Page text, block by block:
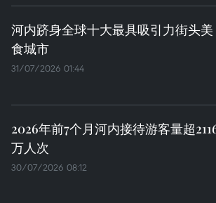
河内跻身全球十大最具吸引力街头美
食城市
31/07/2026 01:44
2026年前7个月河内接待游客量超
万人次
30/07/2026 08:12